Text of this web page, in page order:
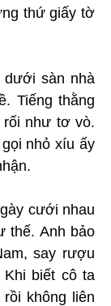
thứ giấy tờ
dưới sàn nhà
Tiếng thằng
rối như tơ vò.
nhỏ xíu ấy
cưới nhau
thế. Anh bảo
say rượu
biết cô ta
không liên